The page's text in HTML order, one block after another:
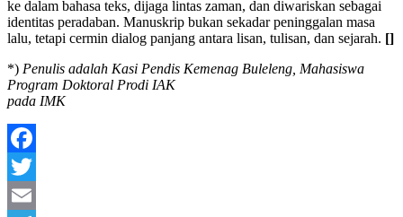
ke dalam bahasa teks, dijaga lintas zaman, dan diwariskan sebagai
identitas peradaban. Manuskrip bukan sekadar peninggalan masa
lalu, tetapi cermin dialog panjang antara lisan, tulisan, dan sejarah. []
*) Penulis adalah Kasi Pendis Kemenag Buleleng, Mahasiswa
Program Doktoral Prodi IAK
pada IMK
Facebook
Twitter